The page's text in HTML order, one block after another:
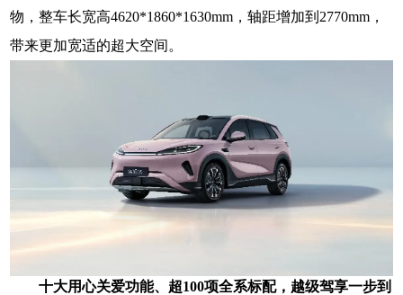
物，整车长宽高4620*1860*1630mm，轴距增加到2770mm，
带来更加宽适的超大空间。
十大用心关爱功能、超100项全系标配， 越级驾享一步到